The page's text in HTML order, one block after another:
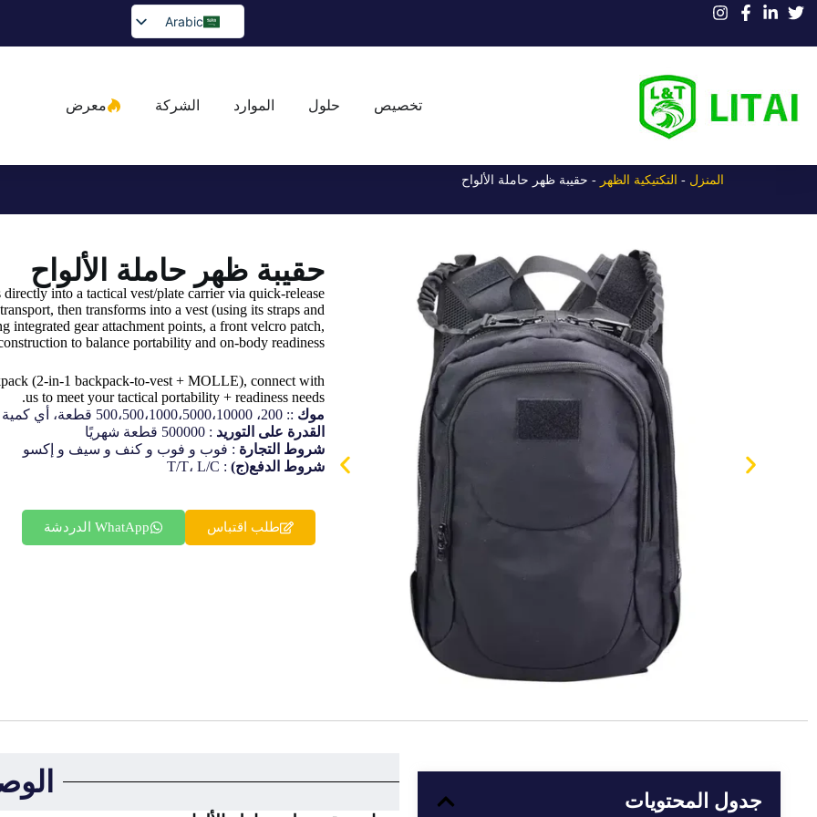
Arabic
English
Portuguese
Bulgarian
Greek
Czech
Romanian
Ukrainian
Finnish
Korean
Swedish
Italian
تخصيص حلول الموارد الشركة معرض
المنزل - التكتيكية الظهر - حقيبة ظهر حاملة الألواح
حقيبة ظهر حاملة الألواح
into a tactical vest/plate carrier via quick-release
then transforms into a vest (using its straps and
gear attachment points, a front velcro patch,
to balance portability and on-body readiness.
(2-in-1 backpack-to-vest + MOLLE), connect with
us to meet your tactical portability + readiness needs.
موك :: 200، 500،500،1000،5000،10000 قطعة، أي كمية طلب مقبولة.
القدرة على التوريد : 500000 قطعة شهريًا
شروط التجارة : فوب و فوب و كنف و سيف و إكسو
شروط الدفع(ج) : T/T، L/C
طلب اقتباس WhatApp الدردشة
جدول المحتويات